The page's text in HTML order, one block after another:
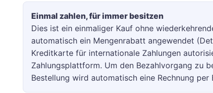
Einmal zahlen, für immer besitzen
Dies ist ein einmaliger Kauf ohne
automatisch ein Mengenrabatt angewendet
Kreditkarte für internationale Zahlungen
Zahlungsplattform. Um den Bezahlvorgang zu
Bestellung wird automatisch eine Rechnung per